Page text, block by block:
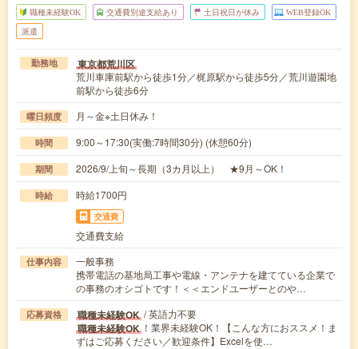
職種未経験OK 交通費別途支給あり 土日祝日が休み WEB登録OK
派遣
勤務地 東京都荒川区
荒川車庫前駅から徒歩1分／梶原駅から徒歩5分／荒川遊園地
前駅から徒歩6分
曜日頻度 月～金※土日休み！
時間 9:00～17:30(実働:7時間30分) (休憩60分)
期間 2026/9/上旬～長期（3カ月以上） ★9月～OK！
時給 時給1700円
交通費
交通費支給
仕事内容
一般事務
携帯電話の基地局工事や電線・アンテナを建てている企業で
の事務のオシゴトです！＜＜エンドユーザーとのや…
応募資格 職種未経験OK / 英語力不要
職種未経験OK ！業界未経験OK！【こんな方におススメ！ま
ずはご応募ください／歓迎条件】Excelを使…